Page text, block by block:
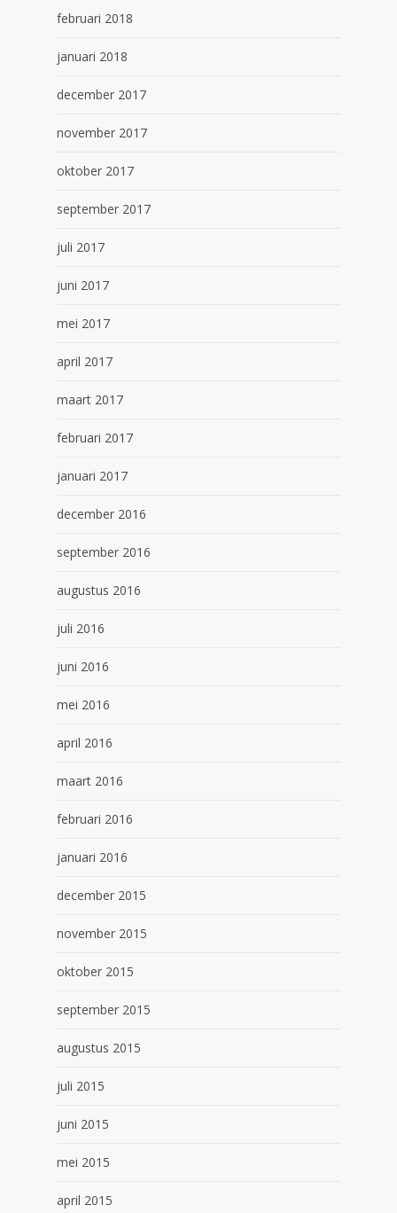
februari 2018
januari 2018
december 2017
november 2017
oktober 2017
september 2017
juli 2017
juni 2017
mei 2017
april 2017
maart 2017
februari 2017
januari 2017
december 2016
september 2016
augustus 2016
juli 2016
juni 2016
mei 2016
april 2016
maart 2016
februari 2016
januari 2016
december 2015
november 2015
oktober 2015
september 2015
augustus 2015
juli 2015
juni 2015
mei 2015
april 2015